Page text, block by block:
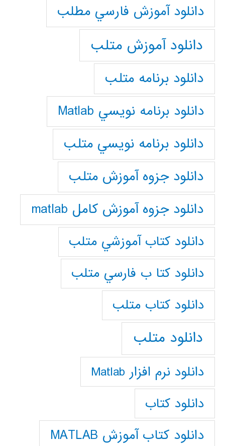
دانلود آموزش فارسي مطلب
دانلود آموزش متلب
دانلود برنامه متلب
دانلود برنامه نويسي Matlab
دانلود برنامه نويسي متلب
دانلود جزوه آموزش متلب
دانلود جزوه آموزش کامل matlab
دانلود كتاب آموزشي متلب
دانلود كتا ب فارسي متلب
دانلود كتاب متلب
دانلود متلب
دانلود نرم افزار Matlab
دانلود کتاب
دانلود کتاب آموزش MATLAB